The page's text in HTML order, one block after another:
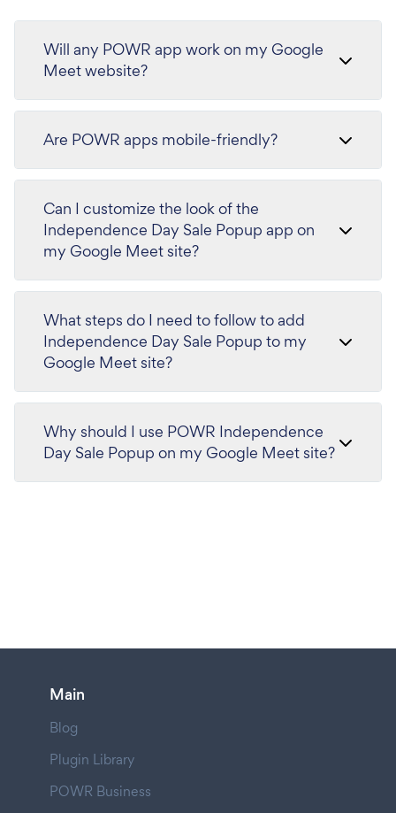
Will any POWR app work on my Google
Meet website?
Are POWR apps mobile-friendly?
Can I customize the look of the
Independence Day Sale Popup app on
my Google Meet site?
What steps do I need to follow to add
Independence Day Sale Popup to my
Google Meet site?
Why should I use POWR Independence
Day Sale Popup on my Google Meet site?
Main
Blog
Plugin Library
POWR Business